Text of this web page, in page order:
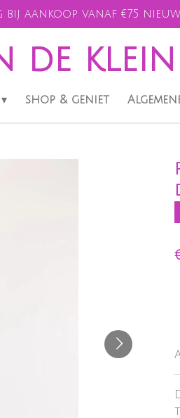
bij aankoop vanaf €75
de
shop & geniet